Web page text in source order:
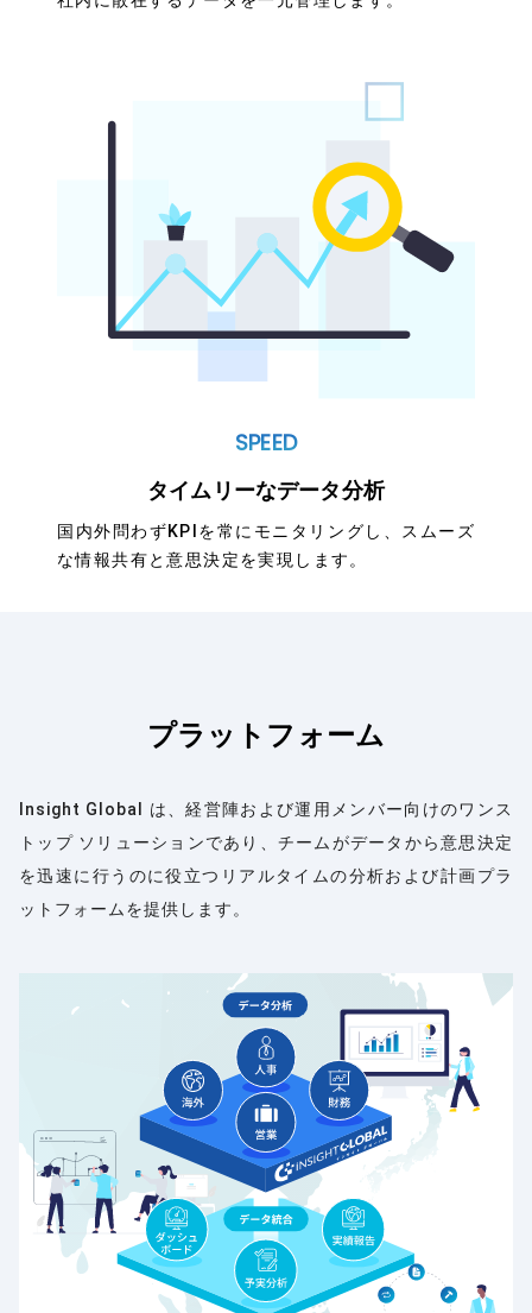
SPEED
タイムリーなデータ分析
国内外問わずKPIを常にモニタリングし、スムーズ
な情報共有と意思決定を実現します。
プラットフォーム
Insight Global は、経営陣および運用メンバー向けのワンス
トップ ソリューションであり、チームがデータから意思決定
を迅速に行うのに役立つリアルタイムの分析および計画プラ
ットフォームを提供します。